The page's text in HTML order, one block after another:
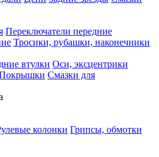
Переключатели передние
Тросики, рубашки, наконечники
втулки Оси, эксцентрики
Смазки для
колонки Грипсы, обмотки